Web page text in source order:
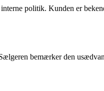
politik. Kunden er
bemærker den